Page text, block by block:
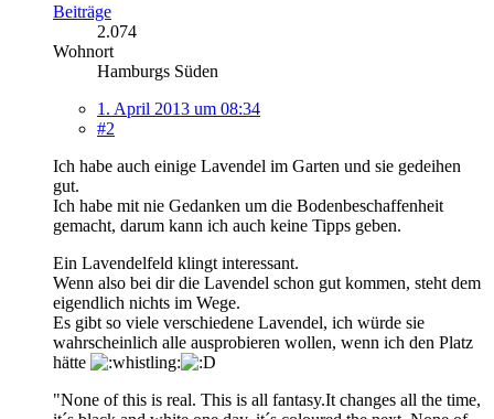
Beiträge
2.074
Wohnort
Hamburgs Süden
1. April 2013 um 08:34
#2
Ich habe auch einige Lavendel im Garten und sie gedeihen
gut.
Ich habe mit nie Gedanken um die Bodenbeschaffenheit
gemacht, darum kann ich auch keine Tipps geben.
Ein Lavendelfeld klingt interessant.
Wenn also bei dir die Lavendel schon gut kommen, steht dem
eigendlich nichts im Wege.
Es gibt so viele verschiedene Lavendel, ich würde sie
wahrscheinlich alle ausprobieren wollen, wenn ich den Platz
hätte
"None of this is real. This is all fantasy.It changes all the time,